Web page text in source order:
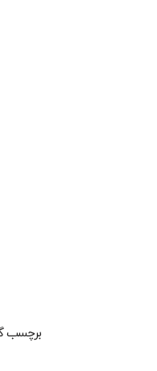
برچسب